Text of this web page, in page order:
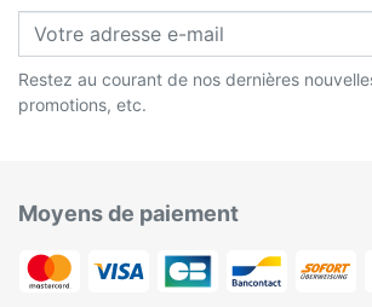
Restez au courant de nos dernières
promotions, etc.
Moyens de paiement